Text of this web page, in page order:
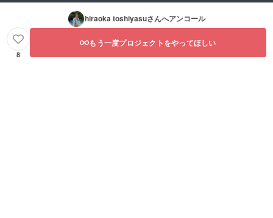
hiraoka toshiyasuさんへアンコール
8
もう一度プロジェクトをやってほしい